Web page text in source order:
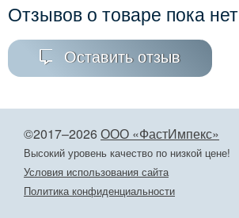
Отзывов о товаре пока нет
Оставить отзыв
©2017–2026ООО «ФастИмпекс»
Высокий уровень качество по низкой цене!
Условия использования сайта
Политика конфиденциальности